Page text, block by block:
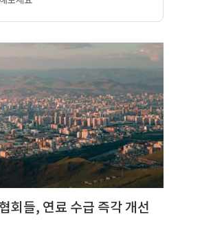
회들, 연료 수급 즉각 개선